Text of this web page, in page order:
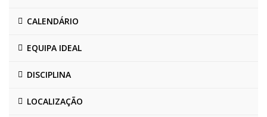
CALENDÁRIO
EQUIPA IDEAL
DISCIPLINA
LOCALIZAÇÃO